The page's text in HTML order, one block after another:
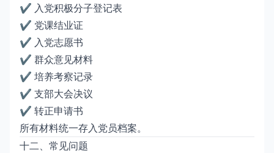
✔ 入党积极分子登记表
✔ 党课结业证
✔ 入党志愿书
✔ 群众意见材料
✔ 培养考察记录
✔ 支部大会决议
✔ 转正申请书
所有材料统一存入党员档案。
十二、常见问题